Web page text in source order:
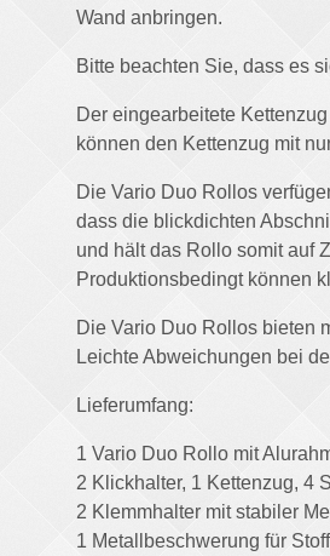
Wand anbringen.
Bitte beachten Sie, dass es
Der eingearbeitete
können den Kettenzug mit
Die Vario Duo Rollos
dass die blickdichten
und hält das Rollo somit auf
Produktionsbedingt können
Die Vario Duo Rollos bieten
Leichte Abweichungen bei
Lieferumfang:
1 Vario Duo Rollo mit
2 Klickhalter, 1 Kettenzug, 4
2 Klemmhalter mit stabiler
1 Metallbeschwerung für Stoff